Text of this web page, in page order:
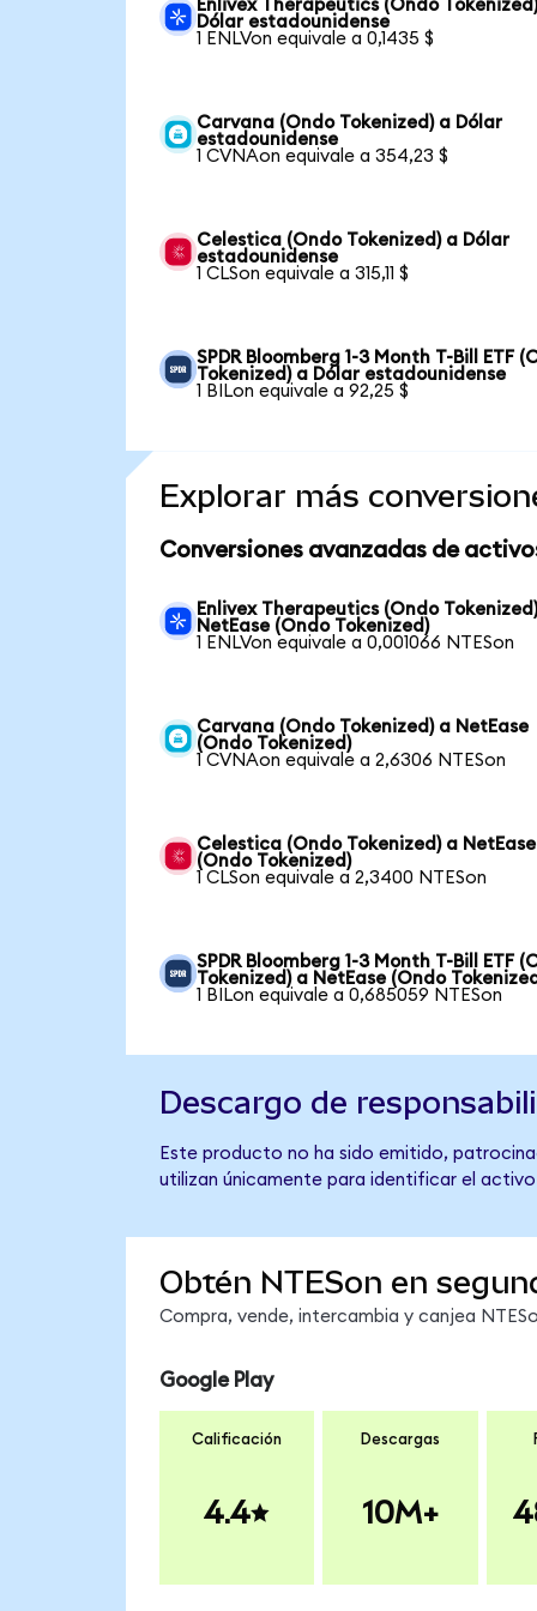
Enlivex Therapeutics (Ondo
Dólar estadounidense
1 ENLVon equivale a 0,1435 $
Carvana (Ondo Tokenized) a Dólar
estadounidense
1 CVNAon equivale a 354,23 $
Celestica (Ondo Tokenized) a Dólar
estadounidense
1 CLSon equivale a 315,11 $
SPDR Bloomberg 1-3 Month T-Bill ETF
Tokenized) a Dólar estadounidense
1 BILon equivale a 92,25 $
Explorar más
Conversiones avanzadas de
Enlivex Therapeutics (Ondo
NetEase (Ondo Tokenized)
1 ENLVon equivale a 0,001066 NTESon
Carvana (Ondo Tokenized) a NetEase
(Ondo Tokenized)
1 CVNAon equivale a 2,6306 NTESon
Celestica (Ondo Tokenized) a NetEase
(Ondo Tokenized)
1 CLSon equivale a 2,3400 NTESon
SPDR Bloomberg 1-3 Month T-Bill ETF
Tokenized) a NetEase (Ondo
1 BILon equivale a 0,685059 NTESon
Descargo de
Este producto no ha sido emitido,
utilizan únicamente para identificar el
Obtén NTESon en
Compra, vende, intercambia y canjea
Google Play
Calificación
4.4
Descargas
10M+